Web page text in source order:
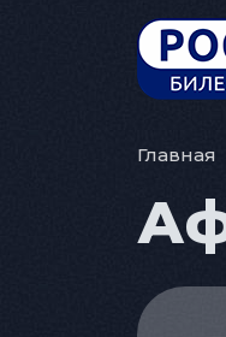
Главная